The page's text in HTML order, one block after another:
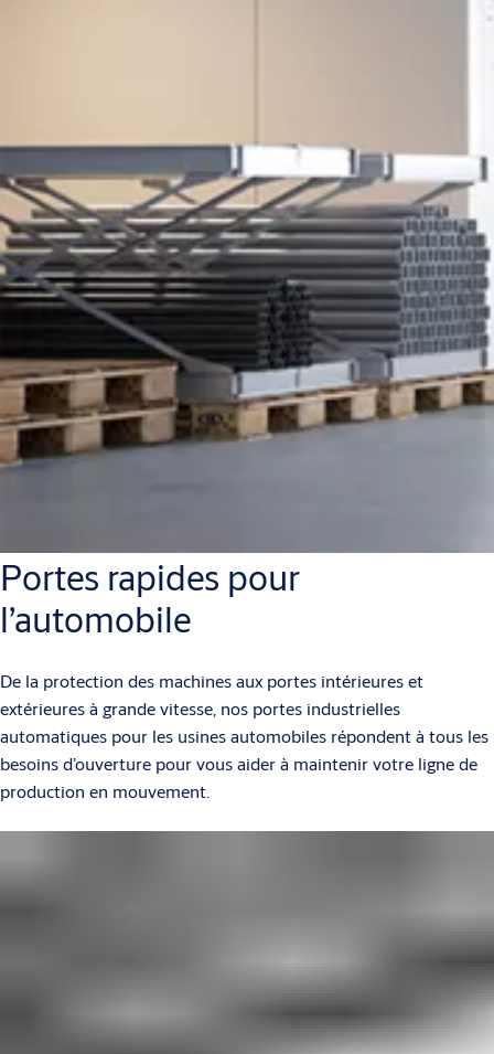
Portes rapides pour
l’automobile
De la protection des machines aux portes intérieures et
extérieures à grande vitesse, nos portes industrielles
automatiques pour les usines automobiles répondent à tous les
besoins d’ouverture pour vous aider à maintenir votre ligne de
production en mouvement.